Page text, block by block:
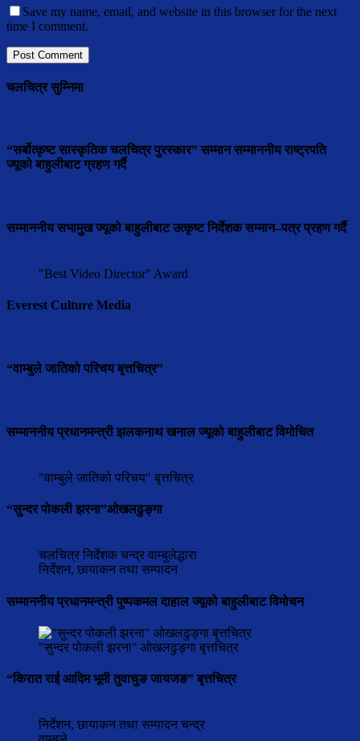
Save my name, email, and website in this browser for the next
time I comment.
चलचित्र सुम्निमा
“सर्बोत्कृष्ट सास्कृतिक चलचित्र पुरस्कार” सम्मान सम्माननीय राष्ट्रपति
ज्यूको बाहुलीबाट ग्रहण गर्दै
सम्माननीय सभामुुख ज्यूको बाहुलीबाट उत्कृष्ट निर्देशक सम्मान–पत्र प्रहण गर्दै
"Best Video Director" Award
Everest Culture Media
“वाम्बुले जातिको परिचय बृत्तचित्र”
सम्माननीय प्रधानमन्त्री झलकनाथ खनाल ज्यूको बाहुलीबाट विमोचित
"वाम्बुले जातिको परिचय" बृत्तचित्र
“सुन्दर पोकली झरना”ओखलढुङ्गा
चलचित्र निर्देशक चन्द्र वाम्बुलेद्धारा
निर्देशन, छायाकन तथा सम्पादन
सम्माननीय प्रधानमन्त्री पुष्पकमल दाहाल ज्यूको बाहुलीबाट विमोचन
"सुन्दर पोकली झरना" ओखलढुङ्गा बृत्तचित्र
“किरात राई आदिम भूमी तुवाचुङ जायजङ” बृत्तचित्र
निर्देशन, छायाकन तथा सम्पादन चन्द्र